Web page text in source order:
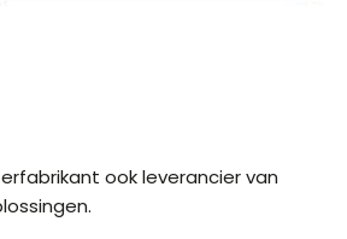
ook leverancier van